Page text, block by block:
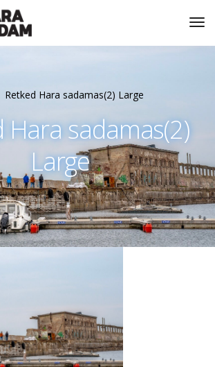
Retked Hara sadamas(2) Large
Hara sadamas(2)
Large